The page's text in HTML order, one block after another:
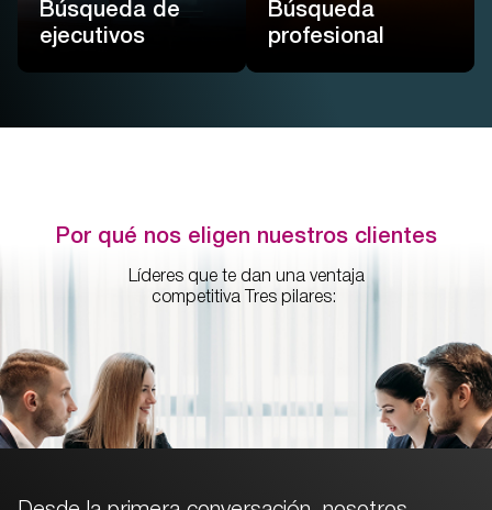
Búsqueda de
ejecutivos
Más
información
Búsqueda
profesional
Más
información
Por qué nos eligen nuestros clientes
Líderes que te dan una ventaja
competitiva Tres pilares: